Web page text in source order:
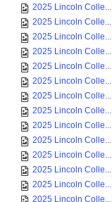
2025 Lincoln Colle...
2025 Lincoln Colle...
2025 Lincoln Colle...
2025 Lincoln Colle...
2025 Lincoln Colle...
2025 Lincoln Colle...
2025 Lincoln Colle...
2025 Lincoln Colle...
2025 Lincoln Colle...
2025 Lincoln Colle...
2025 Lincoln Colle...
2025 Lincoln Colle...
2025 Lincoln Colle...
2025 Lincoln Colle...